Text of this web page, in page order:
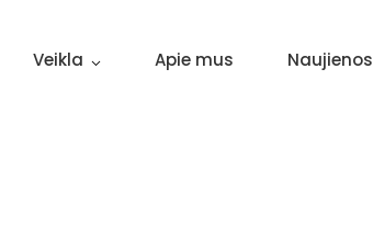
Veikla Apie mus Naujienos